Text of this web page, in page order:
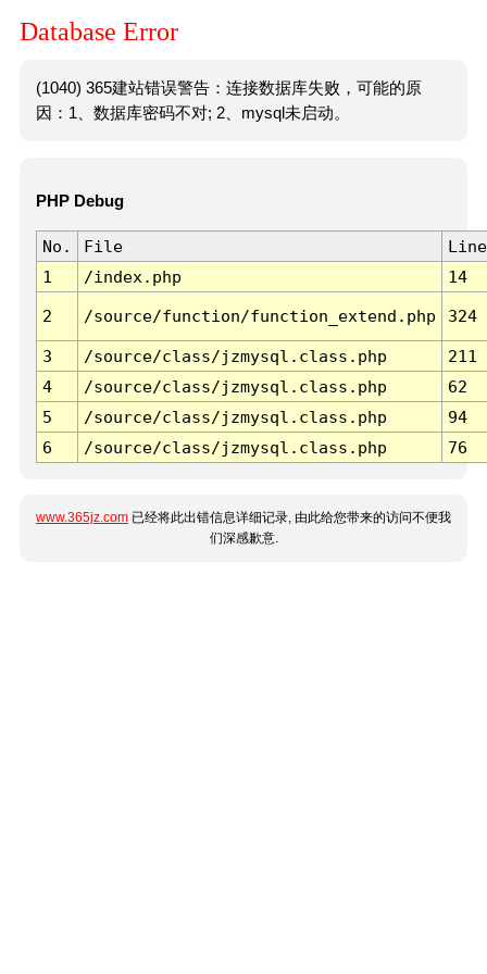
Database Error
(1040) 365建站错误警告：连接数据库失败，可能的原
因：1、数据库密码不对; 2、mysql未启动。
PHP Debug
No. File
Line
1
/index.php 14
2 /source/function/function_extend.php 324
3 /source/class/jzmysql.class.php
211
4
/source/class/jzmysql.class.php
62
5
/source/class/jzmysql.class.php
94
6
/source/class/jzmysql.class.php 76
www.365jz.com 已经将此出错信息详细记录, 由此给您带来的访问不便我
们深感歉意.